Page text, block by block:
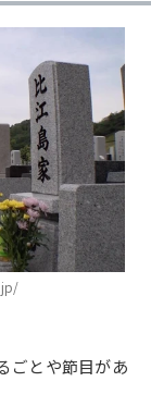
ごとや節目があ